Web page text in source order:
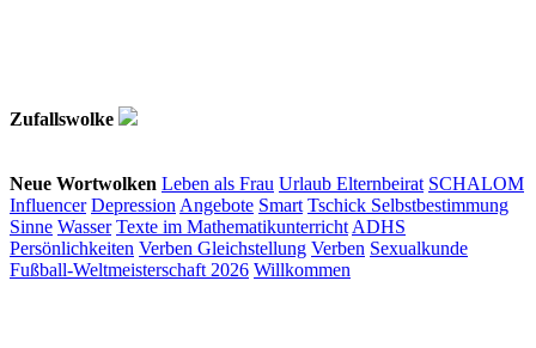
Zufallswolke
Neue Wortwolken Leben als Frau Urlaub Elternbeirat SCHALOM
Influencer Depression Angebote Smart Tschick Selbstbestimmung
Sinne Wasser Texte im Mathematikunterricht ADHS
Persönlichkeiten Verben Gleichstellung Verben Sexualkunde
Fußball-Weltmeisterschaft 2026 Willkommen